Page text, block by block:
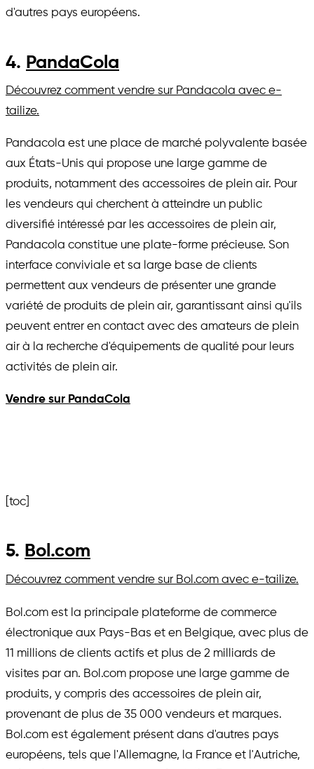
d'autres pays européens.
4. PandaCola
Découvrez comment vendre sur Pandacola avec e-
tailize.
Pandacola est une place de marché polyvalente basée
aux États-Unis qui propose une large gamme de
produits, notamment des accessoires de plein air. Pour
les vendeurs qui cherchent à atteindre un public
diversifié intéressé par les accessoires de plein air,
Pandacola constitue une plate-forme précieuse. Son
interface conviviale et sa large base de clients
permettent aux vendeurs de présenter une grande
variété de produits de plein air, garantissant ainsi qu'ils
peuvent entrer en contact avec des amateurs de plein
air à la recherche d'équipements de qualité pour leurs
activités de plein air.
Vendre sur PandaCola
[toc]
5. Bol.com
Découvrez comment vendre sur Bol.com avec e-tailize.
Bol.com est la principale plateforme de commerce
électronique aux Pays-Bas et en Belgique, avec plus de
11 millions de clients actifs et plus de 2 milliards de
visites par an. Bol.com propose une large gamme de
produits, y compris des accessoires de plein air,
provenant de plus de 35 000 vendeurs et marques.
Bol.com est également présent dans d'autres pays
européens, tels que l'Allemagne, la France et l'Autriche,